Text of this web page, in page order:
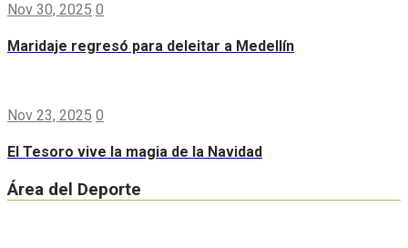
Nov 30, 2025 0
Maridaje regresó para deleitar a Medellín
Nov 23, 2025 0
El Tesoro vive la magia de la Navidad
Área del Deporte